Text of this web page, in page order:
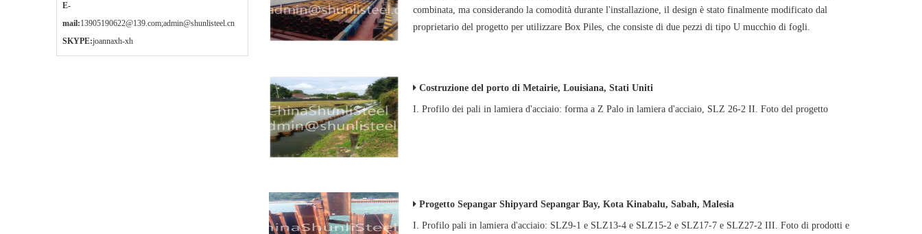
E-
mail:13905190622@139.com;admin@shunlisteel.cn
SKYPE:joannaxh-xh
combinata, ma considerando la comodità durante l'installazione, il design è stato finalmente modificato dal
proprietario del progetto per utilizzare Box Piles, che consiste di due pezzi di tipo U mucchio di fogli.
Costruzione del porto di Metairie, Louisiana, Stati Uniti
I. Profilo dei pali in lamiera d'acciaio: forma a Z Palo in lamiera d'acciaio, SLZ 26-2 II. Foto del progetto
Progetto Sepangar Shipyard Sepangar Bay, Kota Kinabalu, Sabah, Malesia
I. Profilo pali in lamiera d'acciaio: SLZ9-1 e SLZ13-4 e SLZ15-2 e SLZ17-7 e SLZ27-2 III. Foto di prodotti e